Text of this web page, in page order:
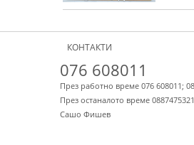
КОНТАКТИ
076 608011
През работно време 076 608011;
През останалото време 0887475321
Сашо Фишев